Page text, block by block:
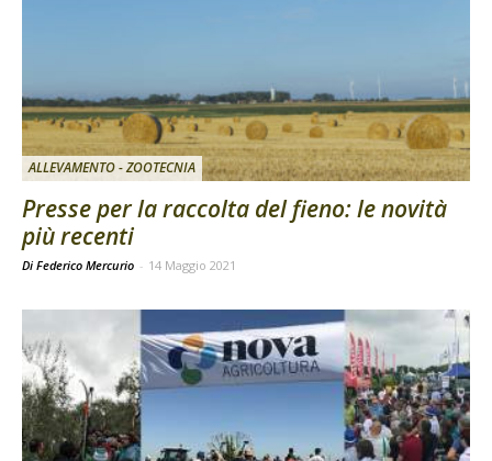
ALLEVAMENTO - ZOOTECNIA
Presse per la raccolta del fieno: le novità
più recenti
Di Federico Mercurio - 14 Maggio 2021